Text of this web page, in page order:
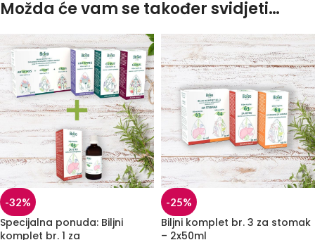
Možda će vam se također svidjeti…
-32%
Specijalna ponuda: Biljni
komplet br. 1 za
-25%
Biljni komplet br. 3 za stomak
– 2x50ml